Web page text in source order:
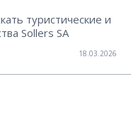
туристические и
Sollers SA
18.03.2026